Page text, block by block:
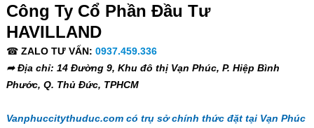
Công Ty Cổ Phần Đầu Tư
HAVILLAND
☎ ZALO TƯ VẤN: 0937.459.336
➦ Địa chỉ: 14 Đường 9, Khu đô thị Vạn Phúc, P. Hiệp Bình
Phước, Q. Thủ Đức, TPHCM
Vanphuccitythuduc.com có trụ sở chính thức đặt tại Vạn Phúc